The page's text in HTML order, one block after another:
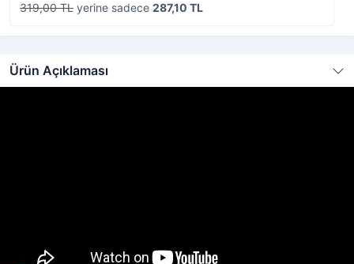
319,00 TL yerine sadece 287,10 TL
Ürün Açıklaması